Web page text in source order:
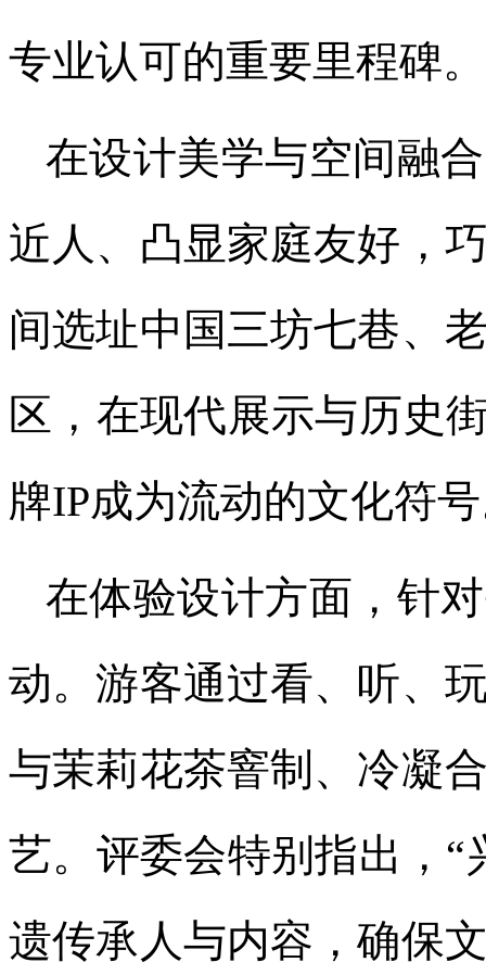
专业认可的重要里程碑。
在设计美学与空间融
近人、凸显家庭友好，
间选址中国三坊七巷、
区，在现代展示与历史
牌IP成为流动的文化符
在体验设计方面，针
动。游客通过看、听、
与茉莉花茶窨制、冷凝
艺。评委会特别指出，
遗传承人与内容，确保